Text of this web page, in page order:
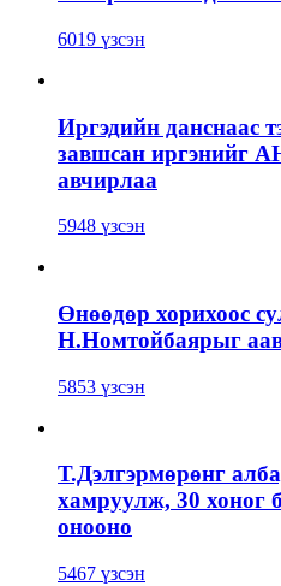
6019 үзсэн
Иргэдийн данснаас
завшсан иргэнийг
авчирлаа
5948 үзсэн
Өнөөдөр хорихоос
Н.Номтойбаярыг аав
5853 үзсэн
Т.Дэлгэрмөрөнг
хамруулж, 30 хоног
онооно
5467 үзсэн